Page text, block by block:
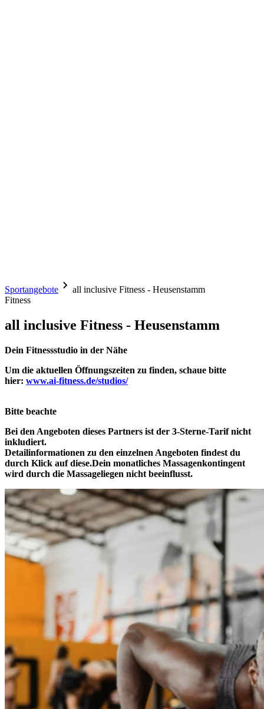
Sportangebote
all inclusive Fitness - Heusenstamm
Fitness
all inclusive Fitness - Heusenstamm
Dein Fitnessstudio in der Nähe
Um die aktuellen Öffnungszeiten zu finden, schaue bitte
hier: www.ai-fitness.de/studios/
Bitte beachte
Bei den Angeboten dieses Partners ist der 3-Sterne-Tarifnicht
inkludiert.
Detailinformationen zu den einzelnen Angeboten findest du
durch Klick auf diese.Dein monatliches Massagenkontingent
wird durch die Massageliegen nicht beeinflusst.